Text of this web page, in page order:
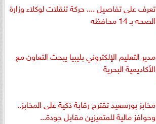
تعرف على تفاصيل .... حركة تنقلات لوكلاء وزارة
الصحه بـ 14 محافظه
مدير التعليم الإلكتروني بليبيا يبحث التعاون مع
الأكاديمية البحرية
مخابز بورسعيد تقترح رقابة ذكية على المخابز..
وحوافز مالية للمتميزين مقابل جودة...